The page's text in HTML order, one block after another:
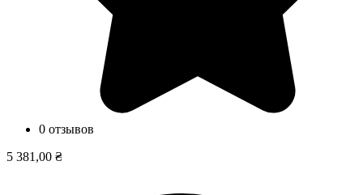
0 отзывов
5 381,00 ₴